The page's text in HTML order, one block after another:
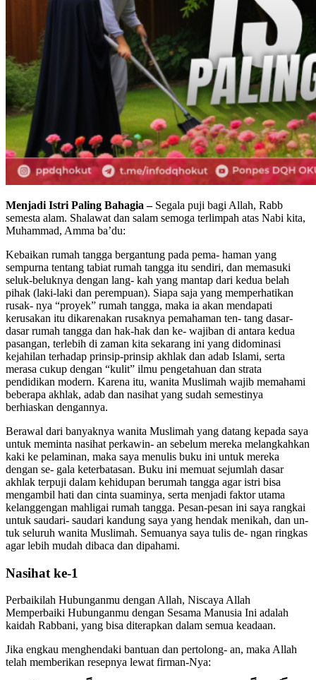
Menjadi Istri Paling Bahagia –Segala puji bagi Allah, Rabb
semesta alam. Shalawat dan salam semoga terlimpah atas Nabi kita,
Kebaikan rumah tangga bergantung pada pema- haman yang
sempurna tentang tabiat rumah tangga itu sendiri, dan memasuki
seluk-beluknya dengan lang- kah yang mantap dari kedua belah
pihak (laki-laki dan perempuan). Siapa saja yang memperhatikan
rusak- nya “proyek” rumah tangga, maka ia akan mendapati
kerusakan itu dikarenakan rusaknya pemahaman ten- tang dasar-
dasar rumah tangga dan hak-hak dan ke- wajiban di antara kedua
pasangan, terlebih di zaman kita sekarang ini yang didominasi
kejahilan terhadap prinsip-prinsip akhlak dan adab Islami, serta
merasa cukup dengan “kulit” ilmu pengetahuan dan strata
pendidikan modern. Karena itu, wanita Muslimah wajib memahami
beberapa akhlak, adab dan nasihat yang sudah semestinya
Berawal dari banyaknya wanita Muslimah yang datang kepada saya
untuk meminta nasihat perkawin- an sebelum mereka melangkahkan
kaki ke pelaminan, maka saya menulis buku ini untuk mereka
dengan se- gala keterbatasan. Buku ini memuat sejumlah dasar
akhlak terpuji dalam kehidupan berumah tangga agar istri bisa
mengambil hati dan cinta suaminya, serta menjadi faktor utama
kelanggengan mahligai rumah tangga. Pesan-pesan ini saya rangkai
untuk saudari- saudari kandung saya yang hendak menikah, dan un-
tuk seluruh wanita Muslimah. Semuanya saya tulis de- ngan ringkas
Perbaikilah Hubunganmu dengan Allah, Niscaya Allah
Memperbaiki Hubunganmu dengan Sesama Manusia Ini adalah
Jika engkau menghendaki bantuan dan pertolong- an, maka Allah
telah memberikan resepnya lewat firman-Nya: